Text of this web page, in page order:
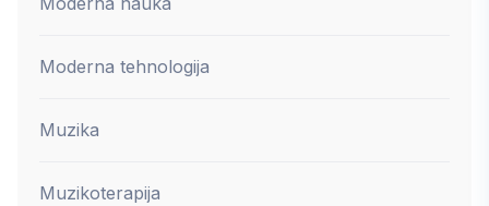
Moderna tehnologija
Muzika
Muzikoterapija